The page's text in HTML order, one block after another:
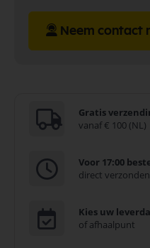
Neem contact
Gratis
vanaf € 100 (NL)
Voor 17:00
direct verzonden
Kies uw
of afhaalpunt